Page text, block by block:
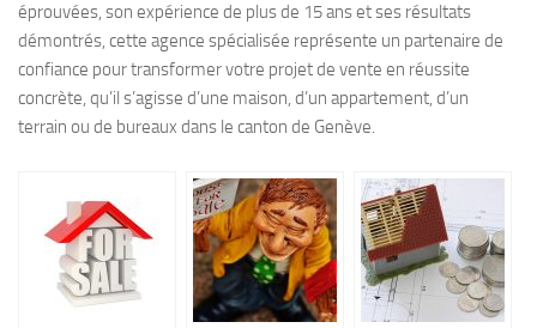
éprouvées, son expérience de plus de 15 ans et ses résultats
démontrés, cette agence spécialisée représente un partenaire de
confiance pour transformer votre projet de vente en réussite
concrète, qu’il s’agisse d’une maison, d’un appartement, d’un
terrain ou de bureaux dans le canton de Genève.